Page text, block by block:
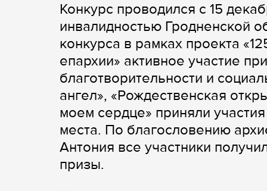
Конкурс проводился с 15
инвалидностью Гродненской
конкурса в рамках проекта
епархии» активное участие
благотворительности и
ангел», «Рождественская
моем сердце» приняли
места. По благословению
Антония все участники
призы.